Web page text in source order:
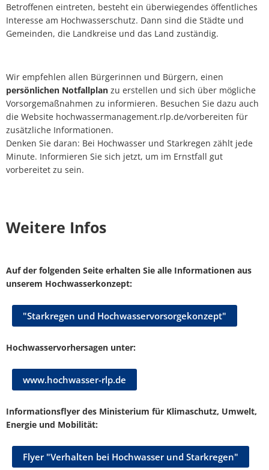
Betroffenen eintreten, besteht ein überwiegendes öffentliches
Interesse am Hochwasserschutz. Dann sind die Städte und
Gemeinden, die Landkreise und das Land zuständig.
Wir empfehlen allen Bürgerinnen und Bürgern, einen
persönlichen Notfallplan zu erstellen und sich über mögliche
Vorsorgemaßnahmen zu informieren. Besuchen Sie dazu auch
die Website hochwassermanagement.rlp.de/vorbereiten für
zusätzliche Informationen.
Denken Sie daran: Bei Hochwasser und Starkregen zählt jede
Minute. Informieren Sie sich jetzt, um im Ernstfall gut
vorbereitet zu sein.
Weitere Infos
Auf der folgenden Seite erhalten Sie alle Informationen aus
unserem Hochwasserkonzept:
"Starkregen und Hochwasservorsorgekonzept"
Hochwasservorhersagen unter:
www.hochwasser-rlp.de
Informationsflyer des Ministerium für Klimaschutz, Umwelt,
Energie und Mobilität:
Flyer "Verhalten bei Hochwasser und Starkregen"